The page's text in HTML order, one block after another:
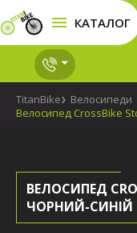
КАТАЛОГ
TitanBike Велосипеди
Велосипед CrossBike
ВЕЛОСИПЕД
ЧОРНИЙ-СИНІЙ